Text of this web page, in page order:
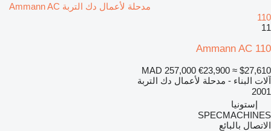
مدحلة لأعمال دك التربة Ammann AC
110
11
Ammann AC 110
MAD 257,000 €23,900 ≈ $27,610
آلات البناء - مدحلة لأعمال دك التربة
2001
إستونيا
SPECMACHINES
الاتصال بالبائع